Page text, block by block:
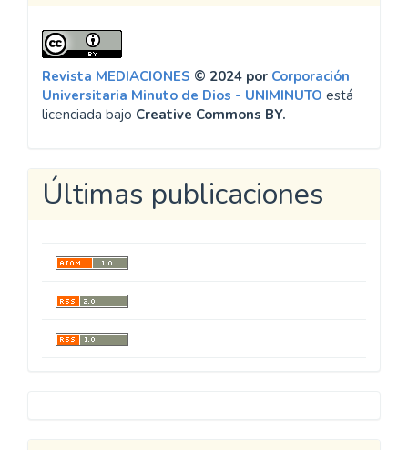
Revista MEDIACIONES © 2024 por Corporación
Universitaria Minuto de Dios - UNIMINUTO está
licenciada bajo Creative Commons BY.
Últimas publicaciones